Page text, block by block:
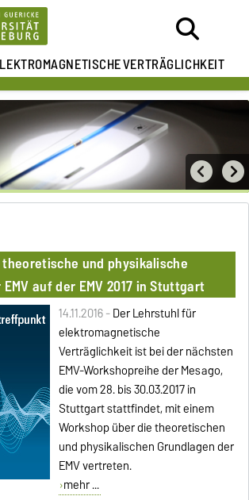
VERTRÄGLICHKEIT
und physikalische
auf der EMV 2017 in Stuttgart
14.11.2016 -Der Lehrstuhl für
elektromagnetische
Verträglichkeit ist bei der nächsten
EMV-Workshopreihe der Mesago,
die vom 28. bis 30.03.2017 in
Stuttgart stattfindet, mit einem
Workshop über die theoretischen
und physikalischen Grundlagen der
EMV vertreten.
mehr ...